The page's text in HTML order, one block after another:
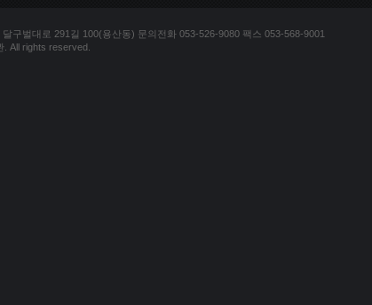
구벌대로 291길 100(용산동) 문의전화 053-526-9080 팩스 053-568-9001
All rights reserved.